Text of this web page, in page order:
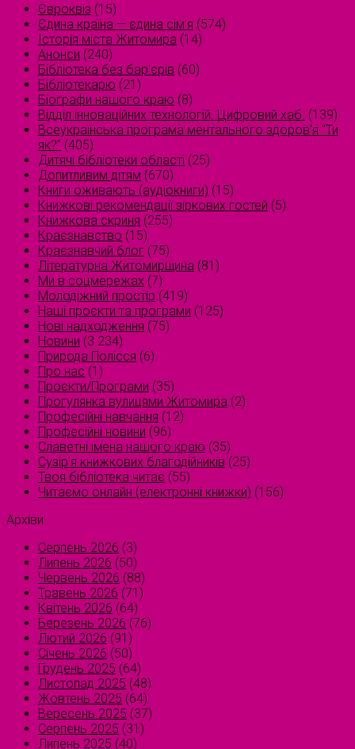
Євроквіз (15)
Єдина країна — єдина сім’я (574)
Історія міста Житомира (14)
Анонси (240)
Бібліотека без бар'єрів (60)
Бібліотекарю (21)
Біографи нашого краю (8)
Відділ інноваційних технологій. Цифровий хаб. (139)
Всеукраїнська програма ментального здоров'я "Ти
як?" (405)
Дитячі бібліотеки області (25)
Допитливим дітям (670)
Книги оживають (аудіокниги) (15)
Книжкові рекомендації зіркових гостей (5)
Книжкова скриня (255)
Краєзнавство (15)
Краєзнавчий блог (75)
Літературна Житомирщина (81)
Ми в соцмережах (7)
Молодіжний простір (419)
Наші проєкти та програми (125)
Нові надходження (75)
Новини (3 234)
Природа Полісся (6)
Про нас (1)
Проєкти/Програми (35)
Прогулянка вулицями Житомира (2)
Професійні навчання (12)
Професійні новини (96)
Славетні імена нашого краю (35)
Сузірʼя книжкових благодійників (25)
Твоя бібліотека читає (55)
Читаємо онлайн (електронні книжки) (156)
Архіви
Серпень 2026 (3)
Липень 2026 (50)
Червень 2026 (88)
Травень 2026 (71)
Квітень 2026 (64)
Березень 2026 (76)
Лютий 2026 (91)
Січень 2026 (50)
Грудень 2025 (64)
Листопад 2025 (48)
Жовтень 2025 (64)
Вересень 2025 (37)
Серпень 2025 (31)
Липень 2025 (40)